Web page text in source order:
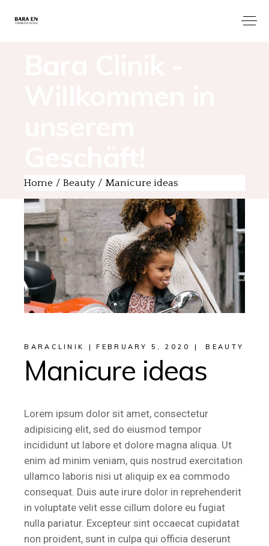
Home Beauty Manicure ideas
BARACLINIK FEBRUARY 5, 2020 BEAUTY
Manicure ideas
Lorem ipsum dolor sit amet, consectetur
adipisicing elit, sed do eiusmod tempor
incididunt ut labore et dolore magna aliqua. Ut
enim ad minim veniam, quis nostrud exercitation
ullamco laboris nisi ut aliquip ex ea commodo
consequat. Duis aute irure dolor in reprehenderit
in voluptate velit esse cillum dolore eu fugiat
nulla pariatur. Excepteur sint occaecat cupidatat
non proident, sunt in culpa qui officia deserunt